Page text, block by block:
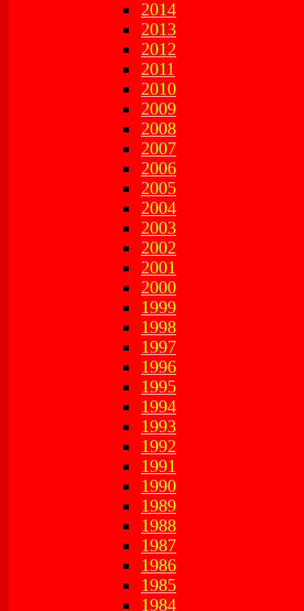
2014
2013
2012
2011
2010
2009
2008
2007
2006
2005
2004
2003
2002
2001
2000
1999
1998
1997
1996
1995
1994
1993
1992
1991
1990
1989
1988
1987
1986
1985
1984